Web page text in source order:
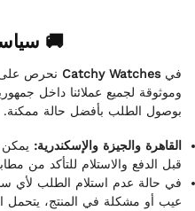
🚚
فيCatchy Watches نحرص على
وموثوقة لجميع عملائنا داخل
بوصول الطلب بأفضل حالة ممكنة.
القاهرة والجيزة والإسكندرية: يمكن
قبل الدفع والاستلام للتأكد من
في حالة عدم استلام الطلب لأي
عيب أو مشكلة في المنتج،